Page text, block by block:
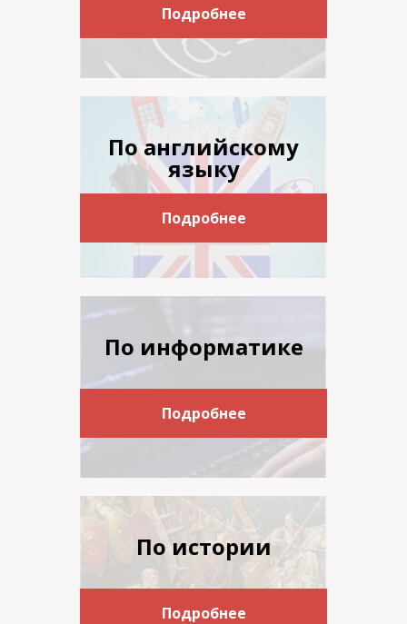
Подробнее
По английскому
языку
Подробнее
По информатике
Подробнее
По истории
Подробнее